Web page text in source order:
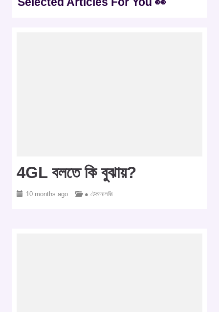
4GL বলতে কি বুঝায়?
10 months ago ● টেকনোলজি